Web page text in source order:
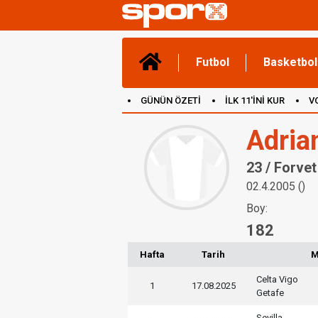
Futbol Basketbol
GÜNÜN ÖZETİ İLK 11'İNİ KUR
23 / Forvet
02.4.2005 ()
Boy:
182
Hafta Tarih
1 17.08.2025
Celta Vigo
Getafe